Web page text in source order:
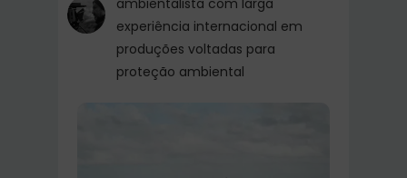
ambientalista com larga
experiência internacional em
produções voltadas para
proteção ambiental